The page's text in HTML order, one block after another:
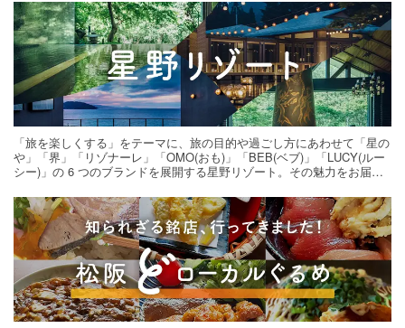
「旅を楽しくする」をテーマに、旅の目的や過ごし方にあわせて「星の
や」「界」「リゾナーレ」「OMO(おも)」「BEB(ベブ)」「LUCY(ルー
シー)」の 6 つのブランドを展開する星野リゾート。その魅力をお届け